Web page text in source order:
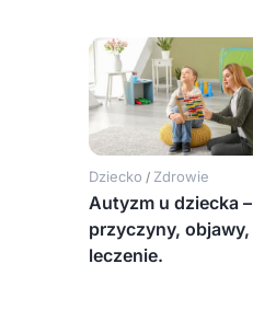
Dziecko / Zdrowie
Autyzm u dziecka –
przyczyny, objawy,
leczenie.